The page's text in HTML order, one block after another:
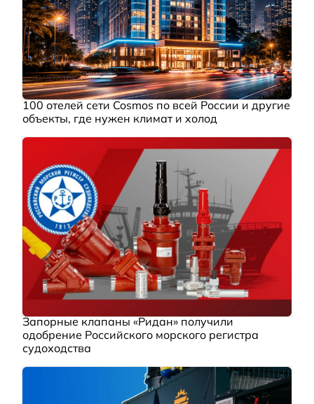
100 отелей сети Cosmos по всей России и другие
объекты, где нужен климат и холод
Запорные клапаны «Ридан» получили
одобрение Российского морского регистра
судоходства